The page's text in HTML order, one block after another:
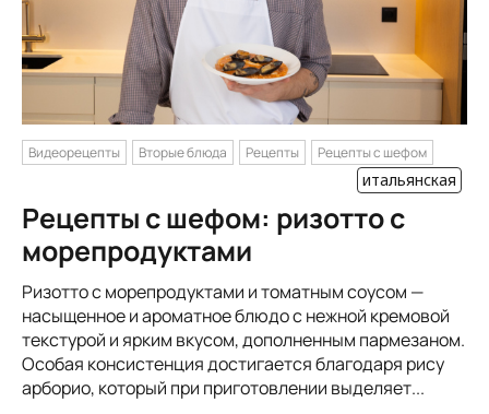
Видеорецепты Вторые блюда Рецепты Рецепты с шефом
итальянская
Рецепты с шефом: ризотто с
морепродуктами
Ризотто с морепродуктами и томатным соусом —
насыщенное и ароматное блюдо с нежной кремовой
текстурой и ярким вкусом, дополненным пармезаном.
Особая консистенция достигается благодаря рису
арборио, который при приготовлении выделяет...